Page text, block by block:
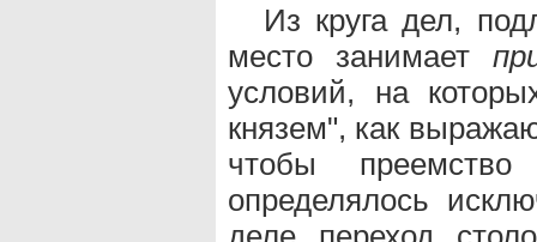
Из круга дел,
место занимает
условий, на
князем", как
чтобы
определялось